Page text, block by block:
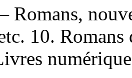
Romans,
10.